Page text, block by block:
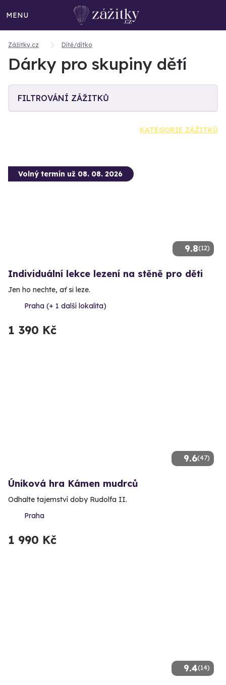
MENU
Zážitky.cz Dítě/dítko
Dárky pro skupiny dětí
FILTROVÁNÍ ZÁŽITKŮ
KATEGORIE ZÁŽITKŮ
9.8(12)
Volný termín už 08. 08. 2026
Individuální lekce lezení na stěně pro děti
Jen ho nechte, ať si leze.
Praha (+ 1 další lokalita)
1 390 Kč
9.6(47)
Úniková hra Kámen mudrců
Odhalte tajemství doby Rudolfa II.
Praha
1 990 Kč
9.4(14)